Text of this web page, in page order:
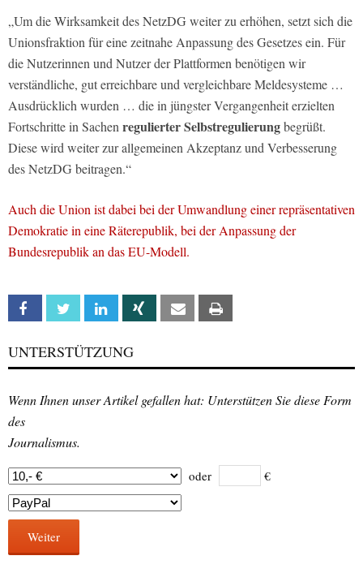
„Um die Wirksamkeit des NetzDG weiter zu erhöhen, setzt sich die
Unionsfraktion für eine zeitnahe Anpassung des Gesetzes ein. Für
die Nutzerinnen und Nutzer der Plattformen benötigen wir
verständliche, gut erreichbare und vergleichbare Meldesysteme …
Ausdrücklich wurden … die in jüngster Vergangenheit erzielten
Fortschritte in Sachenregulierter Selbstregulierungbegrüßt.
Diese wird weiter zur allgemeinen Akzeptanz und Verbesserung
des NetzDG beitragen.“
Auch die Union ist dabei bei der Umwandlung einer repräsentativen
Demokratie in eine Räterepublik, bei der Anpassung der
Bundesrepublik an das EU-Modell.
Facebook Twitter Linkedin Xing Email
UNTERSTÜTZUNG
Wenn Ihnen unser Artikel gefallen hat: Unterstützen Sie diese Form
des
Journalismus.
oder €
Weiter